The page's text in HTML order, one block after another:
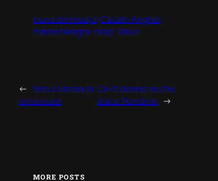
buna dimineața Catalin Anghel
marea Neagra nisip Valuri
← Bricul Mircea la
aniversare
Ce-ti doresc eu tie,
dulce Românie →
MORE POSTS